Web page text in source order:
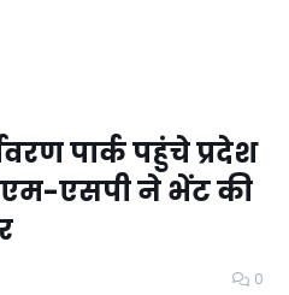
पार्क पहुंचे प्रदेश
एसपी ने भेंट की
0